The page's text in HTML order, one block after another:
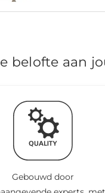
belofte aan
Gebouwd door